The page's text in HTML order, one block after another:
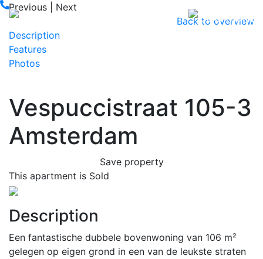
Previous
Next
Back to overview
Description
Features
Photos
Vespuccistraat 105-3
Amsterdam
Save property
This apartment is Sold
Description
Een fantastische dubbele bovenwoning van 106 m²
gelegen op eigen grond in een van de leukste straten